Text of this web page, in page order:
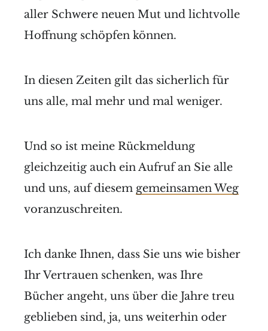
aller Schwere neuen Mut und lichtvolle
Hoffnung schöpfen können.
In diesen Zeiten gilt das sicherlich für
uns alle, mal mehr und mal weniger.
Und so ist meine Rückmeldung
gleichzeitig auch ein Aufruf an Sie alle
und uns, auf diesem gemeinsamen Weg
voranzuschreiten.
Ich danke Ihnen, dass Sie uns wie bisher
Ihr Vertrauen schenken, was Ihre
Bücher angeht, uns über die Jahre treu
geblieben sind, ja, uns weiterhin oder